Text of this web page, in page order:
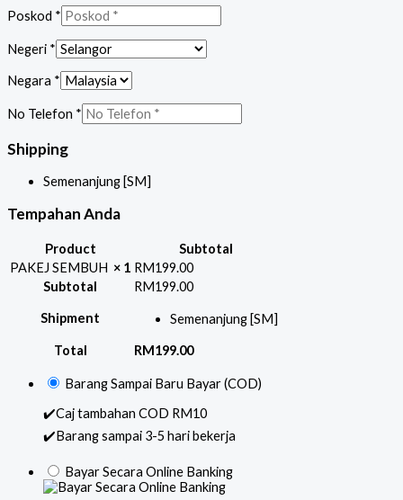
Poskod *
Negeri *
Negara *
No Telefon *
Shipping
Semenanjung [SM]
Tempahan Anda
Product
Subtotal
PAKEJ SEMBUH × 1 RM199.00
Subtotal
RM199.00
Shipment Semenanjung [SM]
Total RM199.00
Barang Sampai Baru Bayar (COD)
✔️Caj tambahan COD RM10
✔️Barang sampai 3-5 hari bekerja
Bayar Secara Online Banking